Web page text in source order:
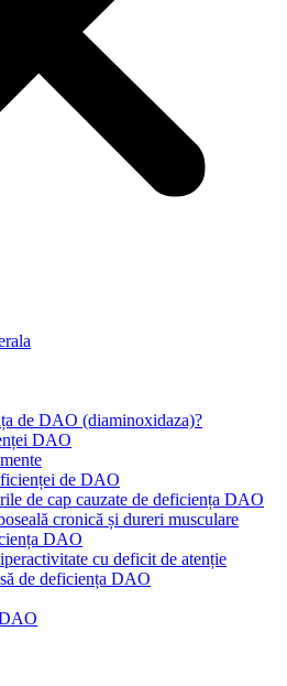
de DAO (diaminoxidaza)?
DAO
de DAO
de cap cauzate de deficiența DAO
cronică și dureri musculare
DAO
cu deficit de atenție
de deficiența DAO